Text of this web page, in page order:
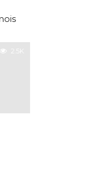
2.5K